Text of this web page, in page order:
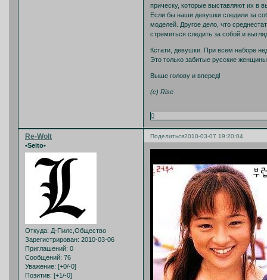
прическу, которые выставляют их в
Если бы наши девушки следили за
моделей. Другое дело, что
стремиться следить за собой и
Кстати, девушки. При всем наборе
Это только забитые русские
Выше голову и вперед!
(c) Rise
0
Поделиться2010-03-07 19:20:04
Re-Wolt
•Seito•
Откуда: Д-Пилс,Общество
Зарегистрирован: 2010-03-06
Приглашений: 0
Сообщений: 76
Уважение: [+0/-0]
Позитив: [+1/-0]